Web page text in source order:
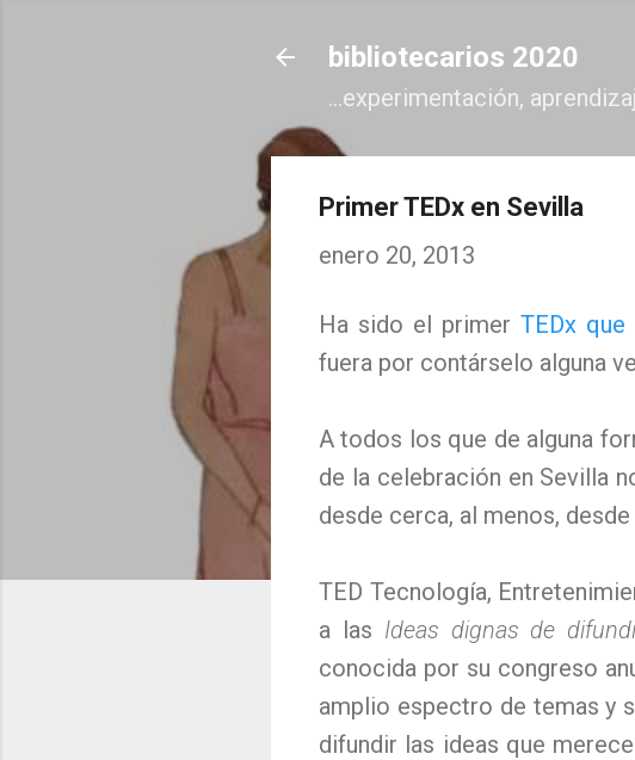
bibliotecarios 2020
...experimentación,
Primer TEDx en Sevilla
enero 20, 2013
Ha sido el primer TEDx
fuera por contárselo alguna
A todos los que de alguna
de la celebración en Sevilla
desde cerca, al menos,
TED Tecnología,
a las Ideas dignas de
conocida por su congreso
amplio espectro de temas y
difundir las ideas que